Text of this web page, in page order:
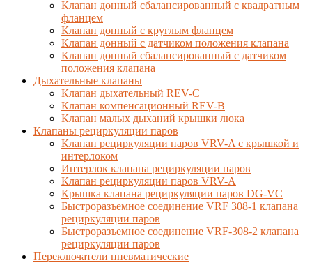
Клапан донный сбалансированный с квадратным
фланцем
Клапан донный с круглым фланцем
Клапан донный с датчиком положения клапана
Клапан донный сбалансированный с датчиком
положения клапана
Дыхательные клапаны
Клапан дыхательный REV-C
Клапан компенсационный REV-B
Клапан малых дыханий крышки люка
Клапаны рециркуляции паров
Клапан рециркуляции паров VRV-A с крышкой и
интерлоком
Интерлок клапана рециркуляции паров
Клапан рециркуляции паров VRV-A
Крышка клапана рециркуляции паров DG-VC
Быстроразъемное соединение VRF 308-1 клапана
рециркуляции паров
Быстроразъемное соединение VRF-308-2 клапана
рециркуляции паров
Переключатели пневматические